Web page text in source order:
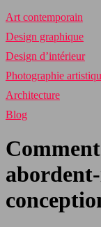
Art contemporain
Design graphique
Design d’intérieur
Photographie
Architecture
Blog